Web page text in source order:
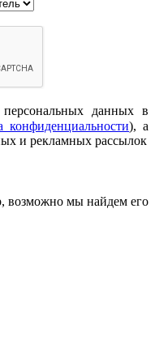
данных в
конфиденциальности), а
и рекламных рассылок
возможно мы найдем его